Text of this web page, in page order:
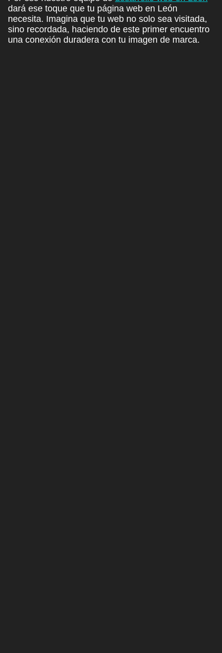
dará ese toque que tu página web en León
necesita. Imagina que tu web no solo sea visitada,
sino recordada, haciendo de este primer encuentro
una conexión duradera con tu imagen de marca.